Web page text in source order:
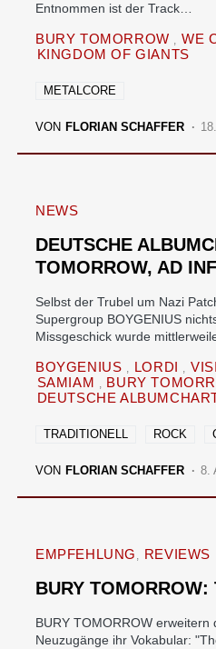
Entnommen ist der Track…
BURY TOMORROW
WE
KINGDOM OF GIANTS
METALCORE
VON FLORIAN SCHAFFER
NEWS
DEUTSCHE
TOMORROW, AD
Selbst der Trubel um Nazi
Supergroup BOYGENIUS
Missgeschick wurde
BOYGENIUS LORDI
SAMIAM
BURY
DEUTSCHE
TRADITIONELL ROCK
VON FLORIAN SCHAFFER 8.
EMPFEHLUNG REVIEWS
BURY
BURY TOMORROW erweitern
Neuzugänge ihr Vokabular: